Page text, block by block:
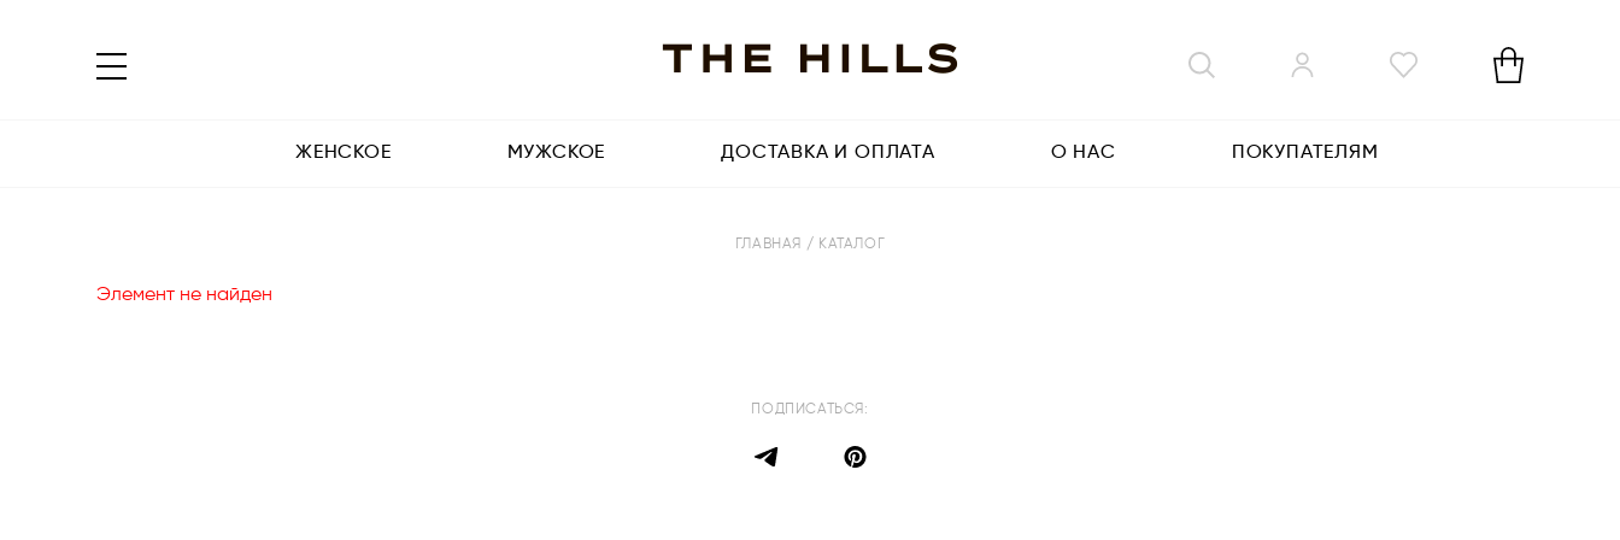
ЖЕНСКОЕ МУЖСКОЕ ДОСТАВКА И ОПЛАТА О НАС ПОКУПАТЕЛЯМ
ГЛАВНАЯ / КАТАЛОГ
Элемент не найден
ПОДПИСАТЬСЯ: